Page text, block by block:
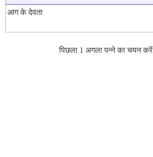
आग के देवता
पिछला 1 अगला पन्ने का चयन करें